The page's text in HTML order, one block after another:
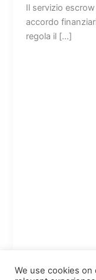
Il servizio
accordo
regola il […]
We use cookies